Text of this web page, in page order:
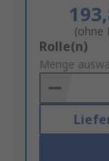
(ohne
Add
to
Basket
Rolle(n)
Menge